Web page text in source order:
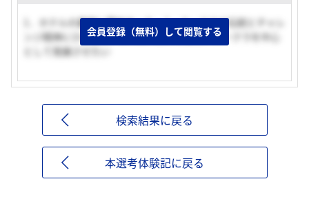
1．ホテルの裏側に興味あった 2．オークラの伝統とチャレ
ンジ精神にひかれた 3．神戸という街を、オークラを中心
として発展させたい
会員登録（無料）して閲覧する
検索結果に戻る
本選考体験記に戻る